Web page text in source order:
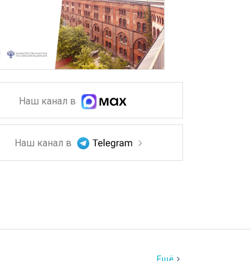
Наш канал в
Наш канал в